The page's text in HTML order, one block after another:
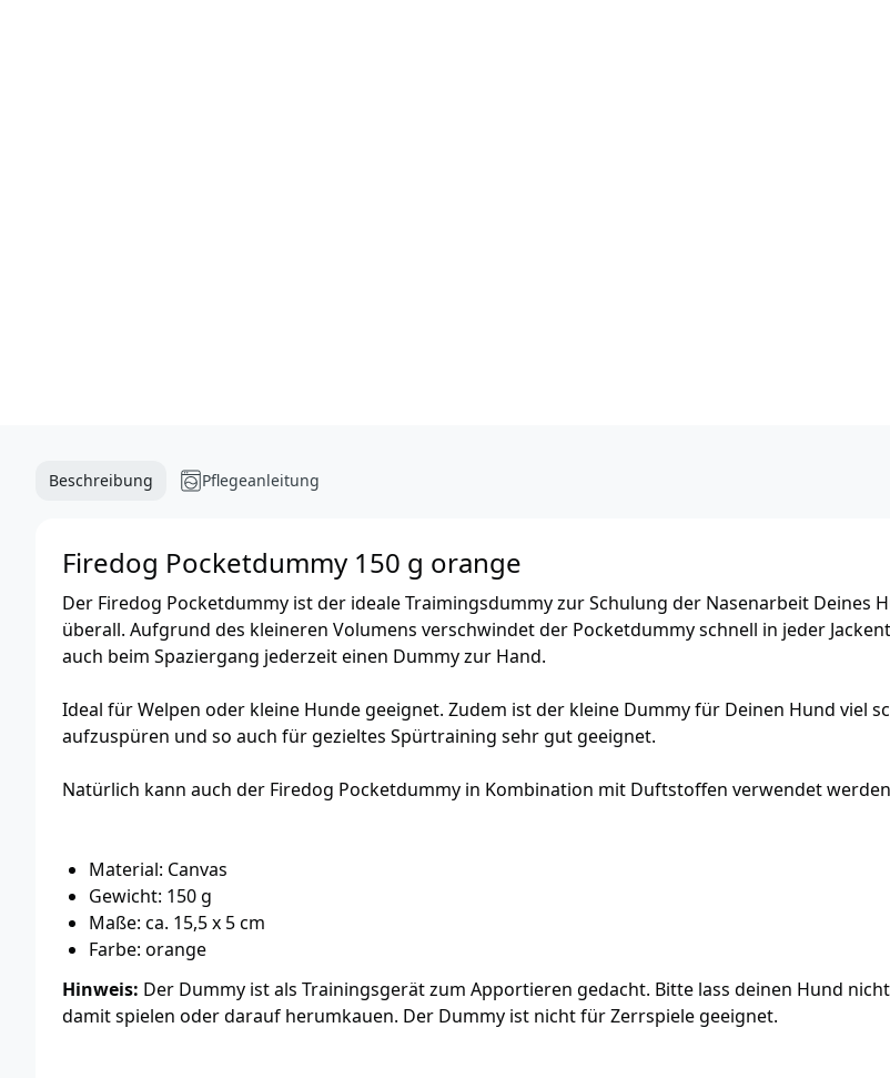
Beschreibung Pflegeanleitung
Firedog Pocketdummy 150 g orange
Der Firedog Pocketdummy ist der ideale Traimingsdummy zur Schulung der Nasenarbeit Deines
überall. Aufgrund des kleineren Volumens verschwindet der Pocketdummy schnell in jeder
auch beim Spaziergang jederzeit einen Dummy zur Hand.
Ideal für Welpen oder kleine Hunde geeignet. Zudem ist der kleine Dummy für Deinen Hund viel
aufzuspüren und so auch für gezieltes Spürtraining sehr gut geeignet.
Natürlich kann auch der Firedog Pocketdummy in Kombination mit Duftstoffen verwendet
Material: Canvas
Gewicht: 150 g
Maße: ca. 15,5 x 5 cm
Farbe: orange
Hinweis: Der Dummy ist als Trainingsgerät zum Apportieren gedacht. Bitte lass deinen Hund
damit spielen oder darauf herumkauen. Der Dummy ist nicht für Zerrspiele geeignet.